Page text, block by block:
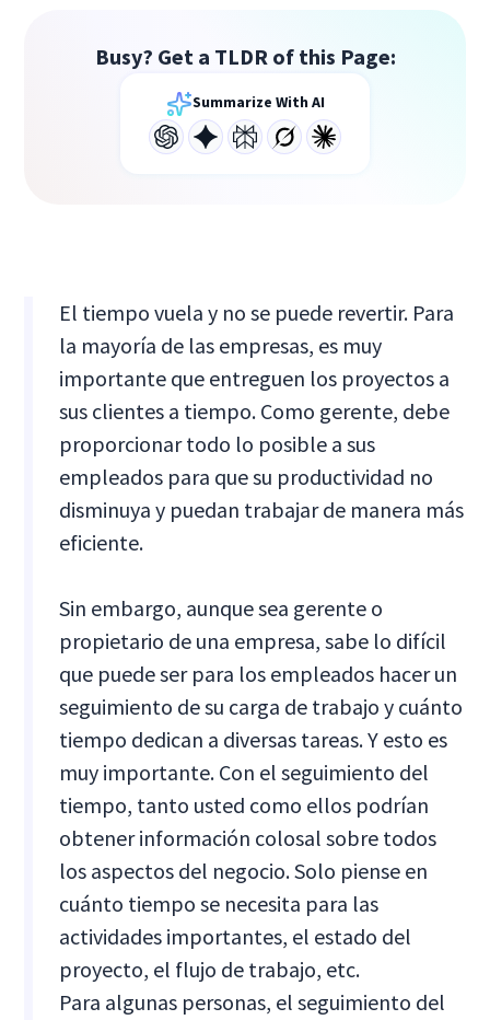
Busy? Get a TLDR of this Page:
Summarize With AI
El tiempo vuela y no se puede revertir. Para
la mayoría de las empresas, es muy
importante que entreguen los proyectos a
sus clientes a tiempo. Como gerente, debe
proporcionar todo lo posible a sus
empleados para que su productividad no
disminuya y puedan trabajar de manera más
eficiente.
Sin embargo, aunque sea gerente o
propietario de una empresa, sabe lo difícil
que puede ser para los empleados hacer un
seguimiento de su carga de trabajo y cuánto
tiempo dedican a diversas tareas. Y esto es
muy importante. Con el seguimiento del
tiempo, tanto usted como ellos podrían
obtener información colosal sobre todos
los aspectos del negocio. Solo piense en
cuánto tiempo se necesita para las
actividades importantes, el estado del
proyecto, el flujo de trabajo, etc.
Para algunas personas, el seguimiento del